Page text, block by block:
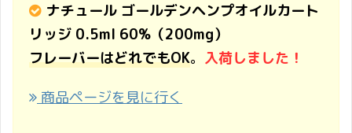
ナチュール ゴールデンヘンプオイルカート
リッジ 0.5ml 60%（200mg）
フレーバーはどれでもOK。 入荷しました！
商品ページを見に行く